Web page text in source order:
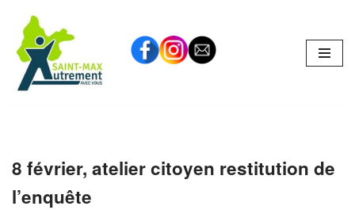
Aller
au
contenu
8 février, atelier citoyen restitution de
l’enquête